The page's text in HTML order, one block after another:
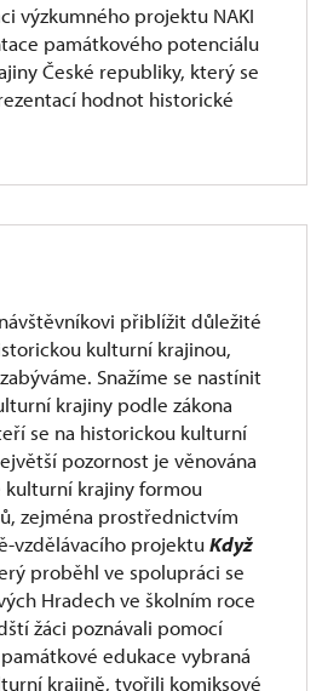
výzkumného projektu NAKI
památkového potenciálu
České republiky, který se
hodnot historické
přiblížit důležité
kulturní krajinou,
Snažíme se nastínit
krajiny podle zákona
se na historickou kulturní
pozornost je věnována
krajiny formou
zejména prostřednictvím
vzdělávacího projektuKdyž
proběhl ve spolupráci se
Hradech ve školním roce
žáci poznávali pomocí
edukace vybraná
krajině, tvořili komiksové